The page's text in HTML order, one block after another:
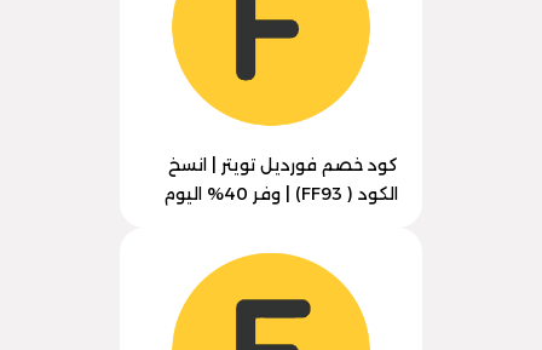
كود خصم فورديل تويتر | انسخ
الكود ( FF93) | وفر 40% اليوم